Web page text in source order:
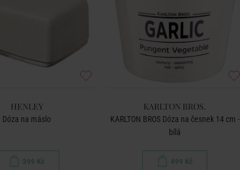
HENLEY
Dóza na máslo
399 Kč
KARLTON BROS.
KARLTON BROS Dóza na česnek 14 cm -
bílá
499 Kč